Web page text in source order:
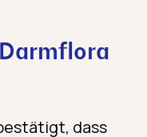
dass